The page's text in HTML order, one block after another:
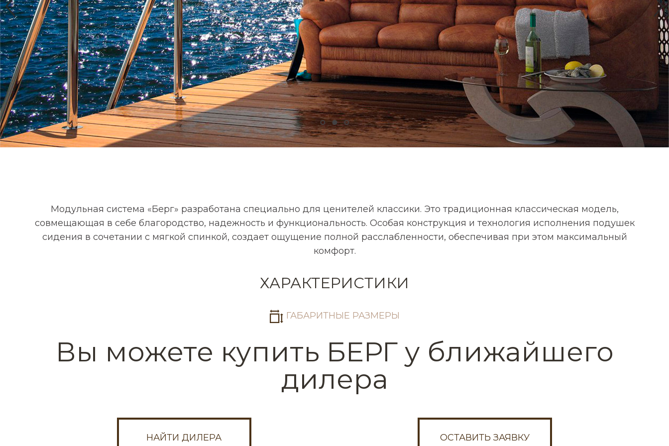
Prev
Item 1
Item 2
Item 3
Модульная система «Берг» разработана специально для ценителей классики. Это традиционная классическая модель,
совмещающая в себе благородство, надежность и функциональность. Особая конструкция и технология исполнения подушек
сидения в сочетании с мягкой спинкой, создает ощущение полной расслабленности, обеспечивая при этом максимальный
комфорт.
ХАРАКТЕРИСТИКИ
ГАБАРИТНЫЕ РАЗМЕРЫ
Вы можете купить БЕРГ у ближайшего
дилера
НАЙТИ ДИЛЕРА ОСТАВИТЬ ЗАЯВКУ
Задайте свой вопрос
Мы перезвоним вам в течение 5 минут и проконсультируем по любым вопросам.
Ваше имя*
Номер телефона*
Я согласен с обработкой персональных данных
Написать в Max
Написать в VK